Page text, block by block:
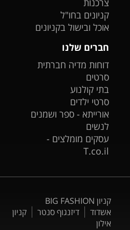
צרכנות
קניונים בחו"ל
אוכל ובישול בקניונים
חברים שלנו
דוחות מדיה חברתית
סרטים
בתי קולנוע
סרטי ילדים
אורייתא - ספר ושמנים
לנשים
עסקים מומלצים -
T.co.il
קניון BIG FASHION
אשדוד
דיזנגוף סנטר
קניון
אילון